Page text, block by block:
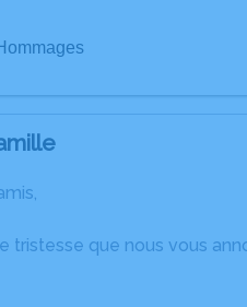
tristesse que nous vous